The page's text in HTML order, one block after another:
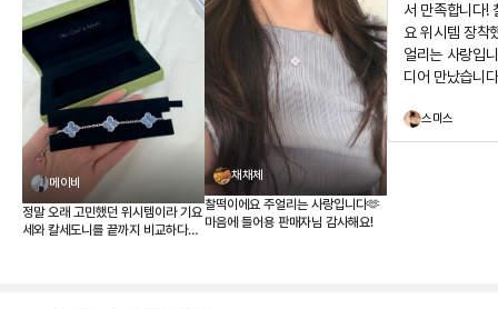
메이비
정말 오래 고민했던 위시템이라 기요
세와 칼세도니를 끝까지 비교하다가
채채체
찰떡이에요 주얼리는 사랑입니다🫶
마음에 들어용 판매자님 감사해요!
서 만족합니다!
요 위시템 장착
얼리는 사랑입
디어 만났습니
뻐요스미스